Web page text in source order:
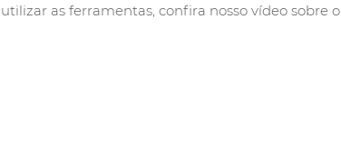
as ferramentas, confira nosso vídeo sobre